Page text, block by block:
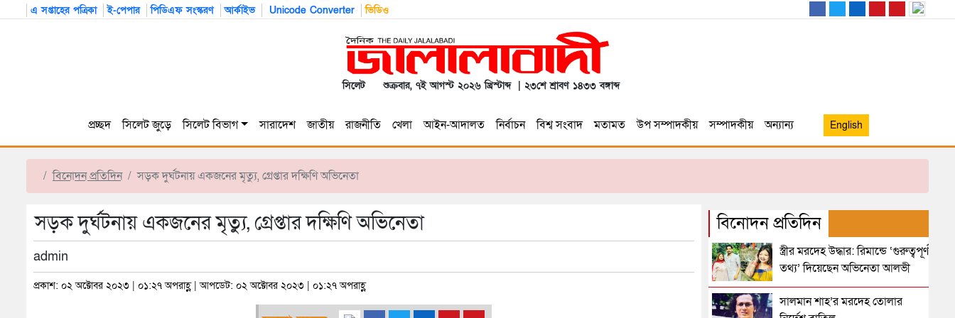
এ সপ্তাহের পত্রিকা ই-পেপার পিডিএফ সংস্করণ আর্কাইভ Unicode Converter ভিডিও
সিলেট শুক্রবার, ৭ই আগস্ট ২০২৬ খ্রিস্টাব্দ | ২৩শে শ্রাবণ ১৪৩৩ বঙ্গাব্দ
প্রচ্ছদ সিলেট জুড়ে সিলেট বিভাগ সারাদেশ জাতীয় রাজনীতি খেলা আইন-আদালত নির্বাচন বিশ্ব সংবাদ মতামত উপ সম্পাদকীয় সম্পাদকীয় অন্যান্য English
বিনোদন প্রতিদিন সড়ক দুর্ঘটনায় একজনের মৃত্যু, গ্রেপ্তার দক্ষিণি অভিনেতা
সড়ক দুর্ঘটনায় একজনের মৃত্যু, গ্রেপ্তার দক্ষিণি অভিনেতা
admin
প্রকাশ: ০২ অক্টোবর ২০২৩ | ০১:২৭ অপরাহ্ণ | আপডেট: ০২ অক্টোবর ২০২৩ | ০১:২৭ অপরাহ্ণ
বিনোদন প্রতিদিন
স্ত্রীর মরদেহ উদ্ধার: রিমান্ডে ‘গুরুত্বপূর্ণ
তথ্য’ দিয়েছেন অভিনেতা আলভী
সালমান শাহ’র মরদেহ তোলার